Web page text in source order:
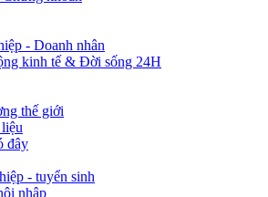
- Doanh nhân
kinh tế & Đời sống 24H
thế giới
đây
- tuyển sinh
nhập